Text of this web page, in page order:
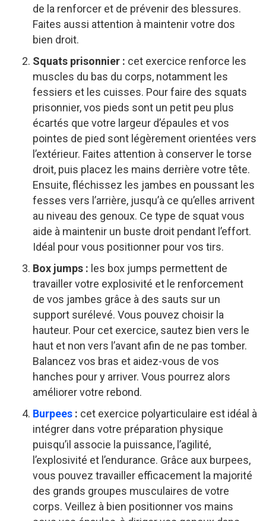
de la renforcer et de prévenir des blessures.
Faites aussi attention à maintenir votre dos
bien droit.
Squats prisonnier : cet exercice renforce les
muscles du bas du corps, notamment les
fessiers et les cuisses. Pour faire des squats
prisonnier, vos pieds sont un petit peu plus
écartés que votre largeur d’épaules et vos
pointes de pied sont légèrement orientées vers
l’extérieur. Faites attention à conserver le torse
droit, puis placez les mains derrière votre tête.
Ensuite, fléchissez les jambes en poussant les
fesses vers l’arrière, jusqu’à ce qu’elles arrivent
au niveau des genoux. Ce type de squat vous
aide à maintenir un buste droit pendant l’effort.
Idéal pour vous positionner pour vos tirs.
Box jumps : les box jumps permettent de
travailler votre explosivité et le renforcement
de vos jambes grâce à des sauts sur un
support surélevé. Vous pouvez choisir la
hauteur. Pour cet exercice, sautez bien vers le
haut et non vers l’avant afin de ne pas tomber.
Balancez vos bras et aidez-vous de vos
hanches pour y arriver. Vous pourrez alors
améliorer votre rebond.
Burpees : cet exercice polyarticulaire est idéal à
intégrer dans votre préparation physique
puisqu’il associe la puissance, l’agilité,
l’explosivité et l’endurance. Grâce aux burpees,
vous pouvez travailler efficacement la majorité
des grands groupes musculaires de votre
corps. Veillez à bien positionner vos mains